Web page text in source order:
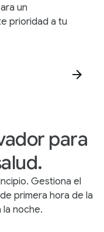
un
prioridad a tu
para
Gestiona el
primera hora de la
la noche.